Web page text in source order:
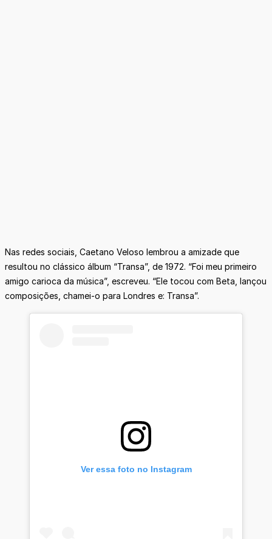
Nas redes sociais, Caetano Veloso lembrou a amizade que
resultou no clássico álbum “Transa”, de 1972. “Foi meu primeiro
amigo carioca da música”, escreveu. “Ele tocou com Beta, lançou
composições, chamei-o para Londres e: Transa”.
Ver essa foto no Instagram